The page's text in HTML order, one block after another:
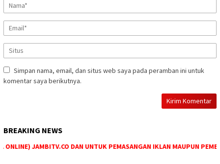
Simpan nama, email, dan situs web saya pada peramban ini untuk
komentar saya berikutnya.
BREAKING NEWS
JAMBITV.CO DAN UNTUK PEMASANGAN IKLAN MAUPUN